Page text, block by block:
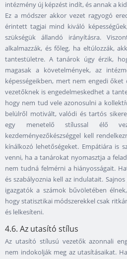
intézmény új képzést indít, és annak a
Ez a módszer akkor vezet ragyogó
érintett tagjai mind kiváló
szükségük állandó irányításra.
alkalmazzák, és főleg, ha eltúlozzák,
tantestületre. A tanárok úgy érzik,
magasak a követelmények, az
képességeikben, mert nem engedi
vezetőknek is engedelmeskedhet a
hogy nem tud vele azonosulni a
belülről motivált, valódi és tartós
egy menetelő stílussal élő
kezdeményezőkészséggel kell
kínálkozó lehetőségeket. Empátiára is
venni, ha a tanárokat nyomasztja a
nem tudná felmérni a hiányosságait.
és szabályoznia kell az indulatait.
igazgatók a számok bűvöletében
hogy statisztikai módszerekkel csak
és lelkesíteni.
4.6. Az utasító stílus
Az utasító stílusú vezetők azonnali
nem indokolják meg az utasításaikat.